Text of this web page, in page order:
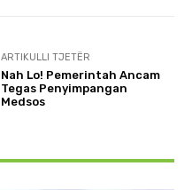
ARTIKULLI TJETËR
Nah Lo! Pemerintah Ancam
Tegas Penyimpangan
Medsos